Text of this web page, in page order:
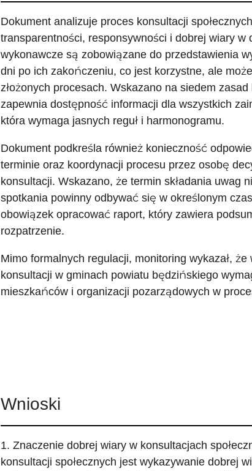
Dokument analizuje proces konsultacji
transparentności, responsywności i dobrej wiary w
wykonawcze są zobowiązane do przedstawienia
dni po ich zakończeniu, co jest korzystne, ale
złożonych procesach. Wskazano na siedem
zapewnia dostępność informacji dla wszystkich
która wymaga jasnych reguł i harmonogramu.
Dokument podkreśla również konieczność
terminie oraz koordynacji procesu przez osobę
konsultacji. Wskazano, że termin składania uwag
spotkania powinny odbywać się w określonym
obowiązek opracować raport, który zawiera
rozpatrzenie.
Mimo formalnych regulacji, monitoring wykazał,
konsultacji w gminach powiatu będzińskiego
mieszkańców i organizacji pozarządowych w
Wnioski
1. Znaczenie dobrej wiary w konsultacjach
konsultacji społecznych jest wykazywanie dobrej